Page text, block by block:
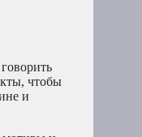
чтобы
и